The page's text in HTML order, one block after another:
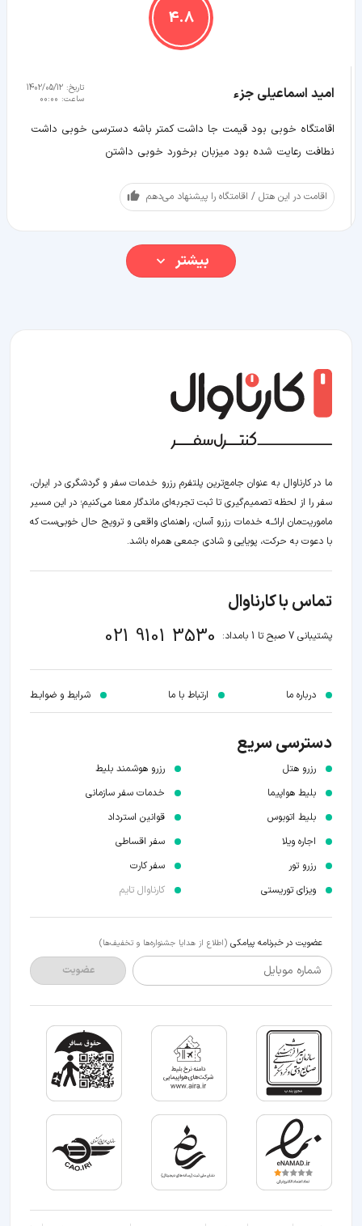
4.8
امید اسماعیلی جزء تاریخ: 1402/05/12
ساعت: 00:00
اقامتگاه خوبی بود قیمت جا داشت کمتر باشه دسترسی خوبی داشت
نطافت رعایت شده بود میزبان برخورد خوبی داشتن
اقامت در این هتل / اقامتگاه را پیشنهاد می‌دهم
بیشتر
ما در کارناوال به عنوان جامع‌ترین پلتفرم رزرو خدمات سفر و گردشگری در ایران،
سفر را از لحظه‌ تصمیم‌گیری تا ثبت تجربه‌ای ماندگار معنا می‌کنیم؛ در این مسیر‍
ماموریت‌مان اراﺋــﻪ خدمات رزرو آسان، راهنمای واقعی و ترویج حال خوبی‌ست که
با دعوت به حرکت، پویایی و شادی جمعی همراه باشد.
تماس با کارناوال
پشتیبانی 7 صبح تا 1 بامداد: 021 9101 3530
درباره ما ارتباط با ما شرایط و ضوابـط
دسترسی سریع
رزرو هتل
بلیط هواپیما
بلیط اتوبوس
اجاره ویلا
رزرو تور
ویزای توریستی
رزرو هوشمند بلیط
خدمات سفر سازمانی
قوانین استرداد
سفر اقساطی
سفر کارت
کارناوال تایم
عضویت در خبرنامه پیامکی (اطلاع از هدایا جشنواره‌ها و تخفیف‌ها)
شماره موبایل عضویت